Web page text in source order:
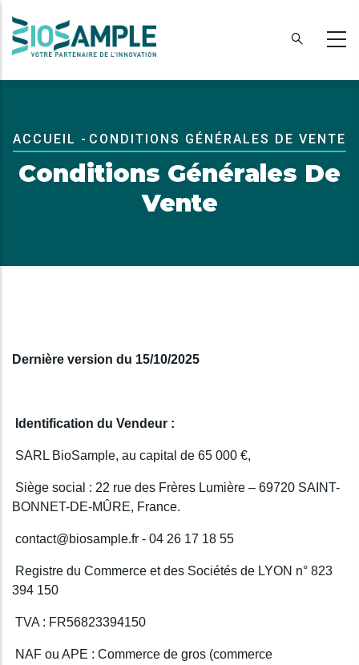
au
contenu
Fil
D'Ariane
ACCUEIL - CONDITIONS GÉNÉRALES DE VENTE
Conditions Générales De
Vente
Dernière version du 15/10/2025
Identification du Vendeur :
SARL BioSample, au capital de 65 000 €,
Siège social : 22 rue des Frères Lumière – 69720 SAINT-
BONNET-DE-MÛRE, France.
contact@biosample.fr - 04 26 17 18 55
Registre du Commerce et des Sociétés de LYON n° 823
394 150
TVA : FR56823394150
NAF ou APE : Commerce de gros (commerce